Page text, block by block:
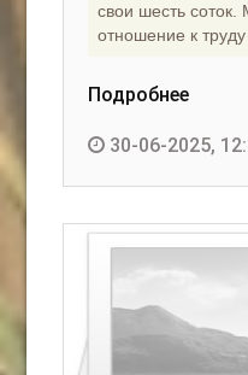
свои шесть
отношение к
Подробнее
30-06-2025,